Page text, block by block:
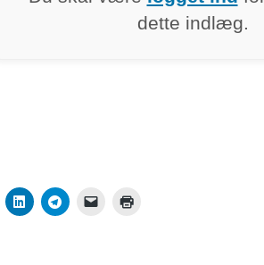
dette indlæg.